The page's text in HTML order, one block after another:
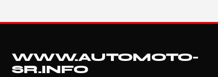
WWW.AUTOMOTO-
SR.INFO